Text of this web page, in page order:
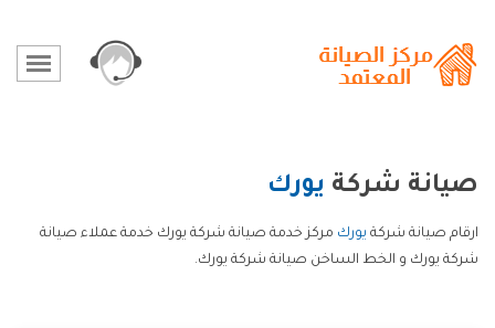
صيانة شركة يورك
ارقام صيانة شركة يورك مركز خدمة صيانة شركة يورك خدمة عملاء صيانة
شركة يورك و الخط الساخن صيانة شركة يورك.